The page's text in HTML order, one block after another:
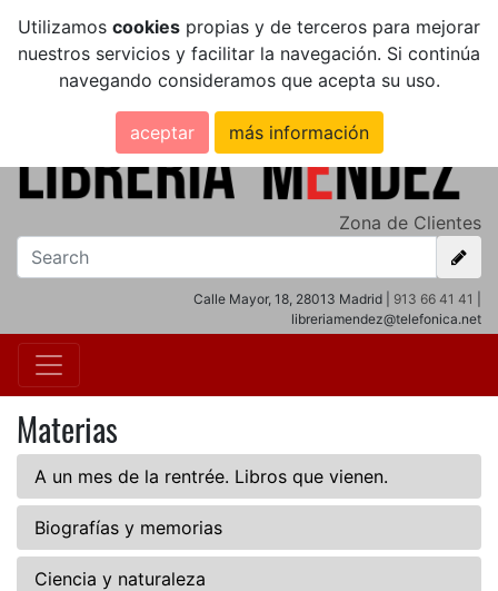
Utilizamos cookies propias y de terceros para mejorar
nuestros servicios y facilitar la navegación. Si continúa
navegando consideramos que acepta su uso.
aceptar más información
Zona de Clientes
Calle Mayor, 18, 28013 Madrid | 913 66 41 41
libreriamendez@telefonica.net
Materias
A un mes de la rentrée. Libros que vienen.
Biografías y memorias
Ciencia y naturaleza